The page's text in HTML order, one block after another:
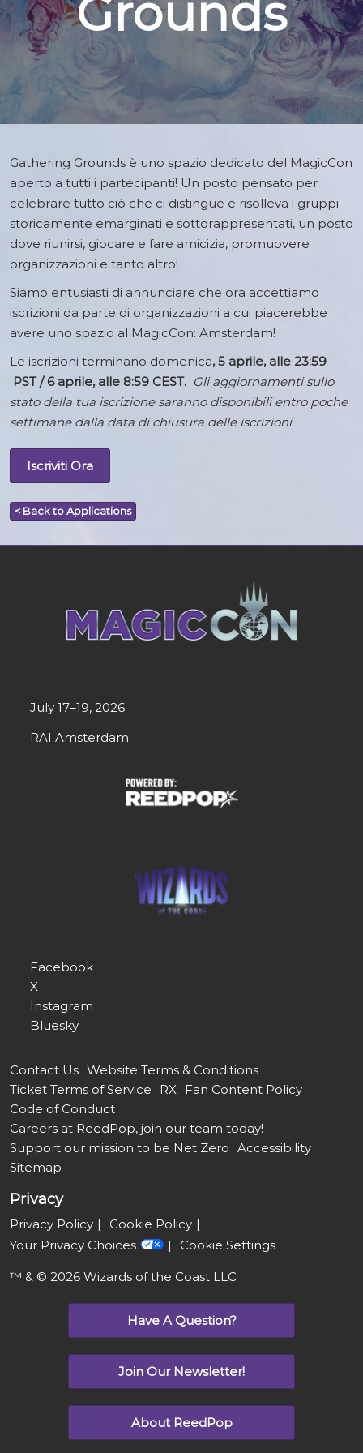
Grounds
Gathering Grounds è uno spazio dedicato del MagicCon
aperto a tutti i partecipanti! Un posto pensato per
celebrare tutto ciò che ci distingue e risolleva i gruppi
storicamente emarginati e sottorappresentati, un posto
dove riunirsi, giocare e fare amicizia, promuovere
organizzazioni e tanto altro!
Siamo entusiasti di annunciare che ora accettiamo
iscrizioni da parte di organizzazioni a cui piacerebbe
avere uno spazio al MagicCon: Amsterdam!
Le iscrizioni terminano domenica, 5 aprile, alle 23:59
PST / 6 aprile, alle 8:59 CEST. Gli aggiornamenti sullo
stato della tua iscrizione saranno disponibili entro poche
settimane dalla data di chiusura delle iscrizioni.
Iscriviti Ora
< Back to Applications
July 17–19, 2026
RAI Amsterdam
Facebook
X
Instagram
Bluesky
Contact Us Website Terms & Conditions
Ticket Terms of Service
RX
Fan Content Policy
Code of Conduct
Careers at ReedPop, join our team today!
Support our mission to be Net Zero Accessibility
Sitemap
Privacy
Privacy Policy
Cookie Policy
Your Privacy Choices
Cookie Settings
™ & © 2026 Wizards of the Coast LLC
Have A Question?
Join Our Newsletter!
About ReedPop